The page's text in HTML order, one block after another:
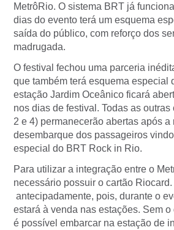
MetrôRio. O sistema BRT já
dias do evento terá um esquema
saída do público, com reforço dos
madrugada.
O festival fechou uma parceria
que também terá esquema especial
estação Jardim Oceânico ficará
nos dias de festival. Todas as
2 e 4) permanecerão abertas após a
desembarque dos passageiros
especial do BRT Rock in Rio.
Para utilizar a integração entre o
necessário possuir o cartão
antecipadamente, pois, durante o
estará à venda nas estações. Sem
é possível embarcar na estação de